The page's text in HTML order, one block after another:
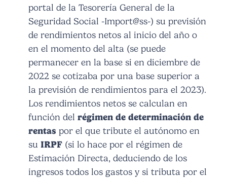
portal de la Tesorería General de la
Seguridad Social -Import@ss-) su previsión
de rendimientos netos al inicio del año o
en el momento del alta (se puede
permanecer en la base si en diciembre de
2022 se cotizaba por una base superior a
la previsión de rendimientos para el 2023).
Los rendimientos netos se calculan en
función del régimen de determinación de
rentas por el que tribute el autónomo en
su IRPF (si lo hace por el régimen de
Estimación Directa, deduciendo de los
ingresos todos los gastos y si tributa por el